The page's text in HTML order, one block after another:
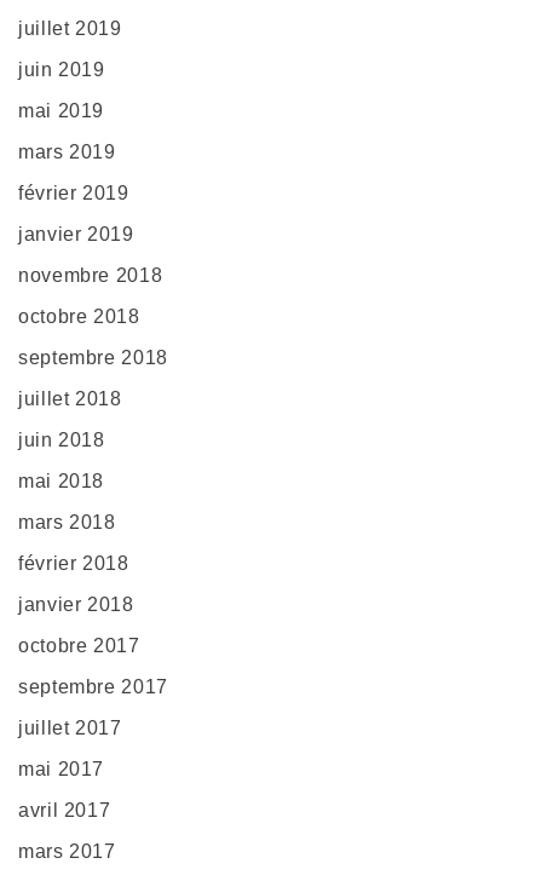
juillet 2019
juin 2019
mai 2019
mars 2019
février 2019
janvier 2019
novembre 2018
octobre 2018
septembre 2018
juillet 2018
juin 2018
mai 2018
mars 2018
février 2018
janvier 2018
octobre 2017
septembre 2017
juillet 2017
mai 2017
avril 2017
mars 2017